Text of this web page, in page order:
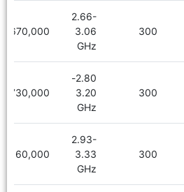
300
2.66-
3.06
GHz
2,670,000
300
2.80-
3.20
GHz
2,730,000
300
2.93-
3.33
GHz
2,160,000